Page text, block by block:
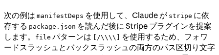
次の例は manifestDeps を使用して、Claude が stripe に依
存する package.json を読んだ後に Stripe プラグインを提案
します。
file パターンは [/\\\\] を使用するため、フォワ
ードスラッシュとバックスラッシュの両方のパス区切り文字